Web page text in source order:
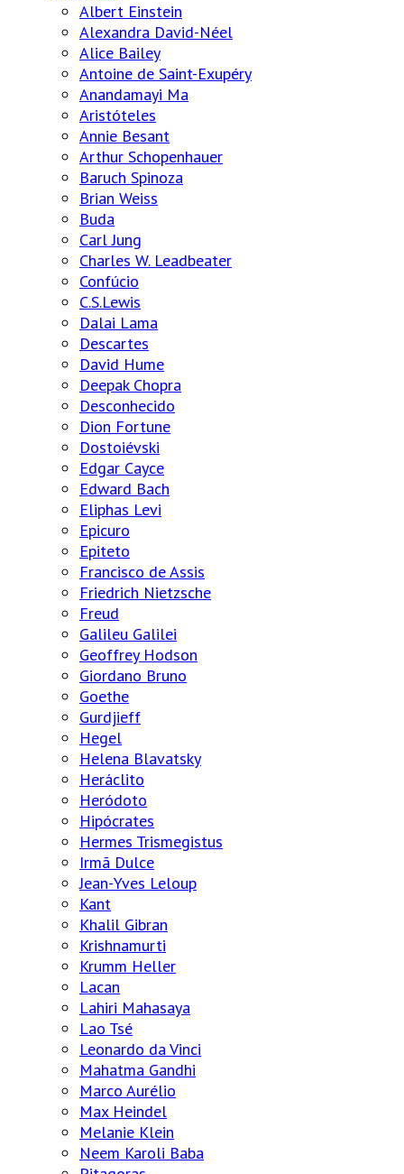
Albert Einstein
Alexandra David-Néel
Alice Bailey
Antoine de Saint-Exupéry
Anandamayi Ma
Aristóteles
Annie Besant
Arthur Schopenhauer
Baruch Spinoza
Brian Weiss
Buda
Carl Jung
Charles W. Leadbeater
Confúcio
C.S.Lewis
Dalai Lama
Descartes
David Hume
Deepak Chopra
Desconhecido
Dion Fortune
Dostoiévski
Edgar Cayce
Edward Bach
Eliphas Levi
Epicuro
Epiteto
Francisco de Assis
Friedrich Nietzsche
Freud
Galileu Galilei
Geoffrey Hodson
Giordano Bruno
Goethe
Gurdjieff
Hegel
Helena Blavatsky
Heráclito
Heródoto
Hipócrates
Hermes Trismegistus
Irmã Dulce
Jean-Yves Leloup
Kant
Khalil Gibran
Krishnamurti
Krumm Heller
Lacan
Lahiri Mahasaya
Lao Tsé
Leonardo da Vinci
Mahatma Gandhi
Marco Aurélio
Max Heindel
Melanie Klein
Neem Karoli Baba